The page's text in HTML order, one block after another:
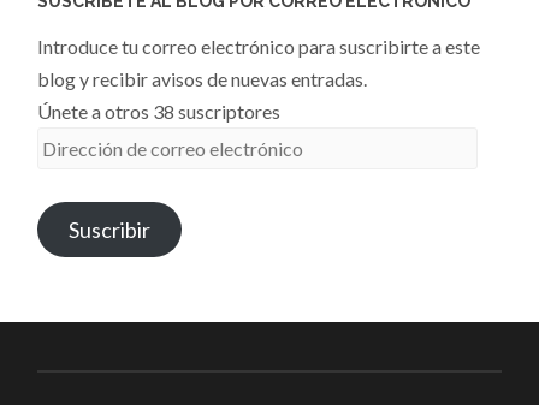
Introduce tu correo electrónico para suscribirte a este
blog y recibir avisos de nuevas entradas.
Únete a otros 38 suscriptores
Dirección
correo
electrónico
Suscribir